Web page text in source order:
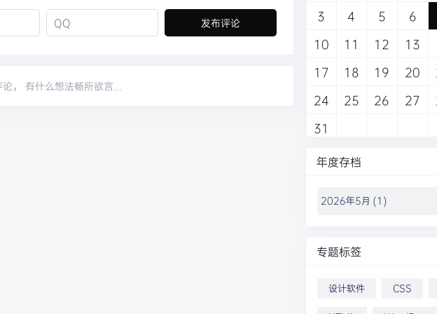
， 有什么想法畅所欲言...
3 4 5 6
10
11 12 13
17
18 19 20
24
25 26 27
31
年度存档
专题标签
设计软件 CSS